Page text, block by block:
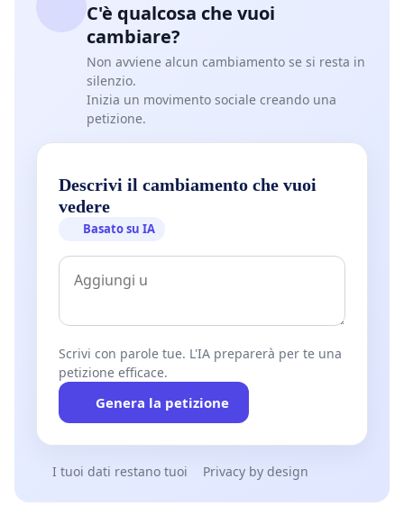
C'è qualcosa che vuoi
cambiare?
Non avviene alcun cambiamento se si resta in
silenzio.
Inizia un movimento sociale creando una
petizione.
Descrivi il cambiamento che vuoi
vedere
Basato su IA
Scrivi con parole tue. L'IA preparerà per te una
petizione efficace.
Genera la petizione
I tuoi dati restano tuoi Privacy by design